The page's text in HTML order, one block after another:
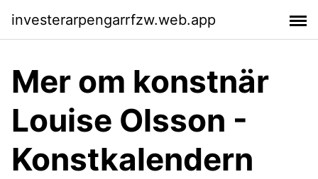
investerarpengarrfzw.web.app
Mer om konstnär
Louise Olsson -
Konstkalendern